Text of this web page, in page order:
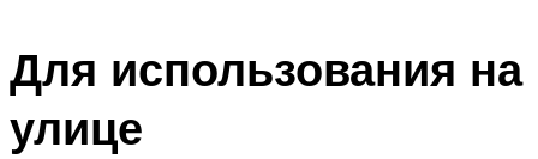
Для использования на
улице